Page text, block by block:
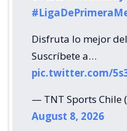
Disfruta lo mejor
Suscríbete a…
pic.twitter.com/
— TNT Sports Chile
August 8, 2026